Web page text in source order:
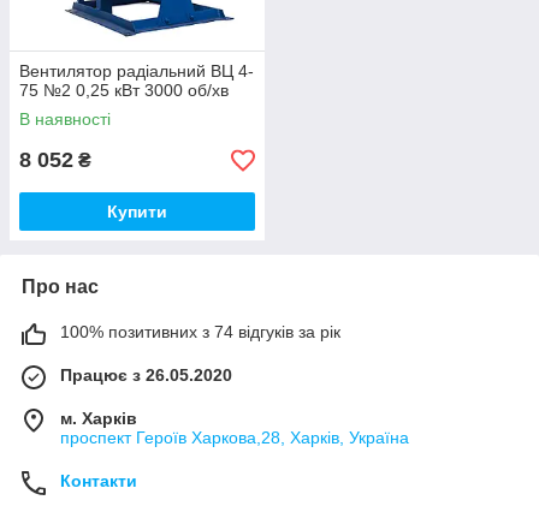
Вентилятор радіальний ВЦ 4-
75 №2 0,25 кВт 3000 об/хв
В наявності
8 052 ₴
Купити
Про нас
100% позитивних з 74 відгуків за рік
Працює з 26.05.2020
м. Харків
проспект Героїв Харкова,28, Харків, Україна
Контакти